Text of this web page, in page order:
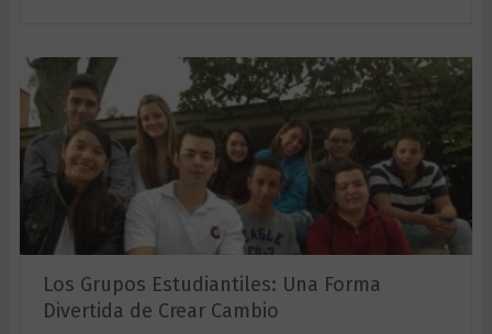
Los Grupos Estudiantiles: Una Forma
Divertida de Crear Cambio